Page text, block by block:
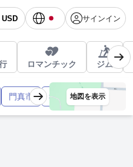
USD サインイン
ロマンチック ジム
門真市 寝屋川市 阪南市
地図を表示